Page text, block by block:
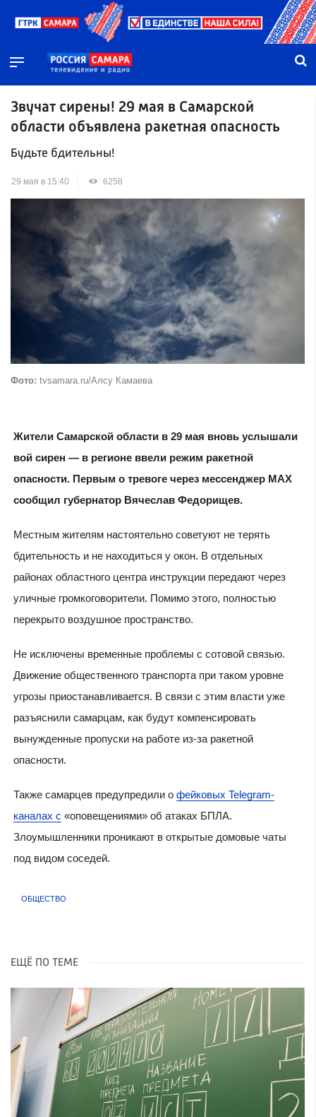
Звучат сирены! 29 мая в Самарской
области объявлена ракетная опасность
Будьте бдительны!
29 мая в 15:40 6258
Фото: tvsamara.ru/Алсу Камаева
Жители Самарской области в 29 мая вновь услышали
вой сирен — в регионе ввели режим ракетной
опасности. Первым о тревоге через мессенджер MAX
сообщил губернатор Вячеслав Федорищев.
Местным жителям настоятельно советуют не терять
бдительность и не находиться у окон. В отдельных
районах областного центра инструкции передают через
уличные громкоговорители. Помимо этого, полностью
перекрыто воздушное пространство.
Не исключены временные проблемы с сотовой связью.
Движение общественного транспорта при таком уровне
угрозы приостанавливается. В связи с этим власти уже
разъяснили самарцам, как будут компенсировать
вынужденные пропуски на работе из-за ракетной
опасности.
Также самарцев предупредили о фейковых Telegram-
каналах с «оповещениями» об атаках БПЛА.
Злоумышленники проникают в открытые домовые чаты
под видом соседей.
ОБЩЕСТВО
ЕЩЁ ПО ТЕМЕ